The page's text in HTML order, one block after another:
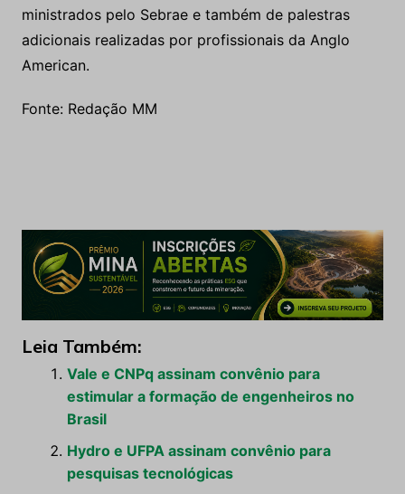
ministrados pelo Sebrae e também de palestras
adicionais realizadas por profissionais da Anglo
American.
Fonte: Redação MM
Leia Também:
Vale e CNPq assinam convênio para
estimular a formação de engenheiros no
Brasil
Hydro e UFPA assinam convênio para
pesquisas tecnológicas